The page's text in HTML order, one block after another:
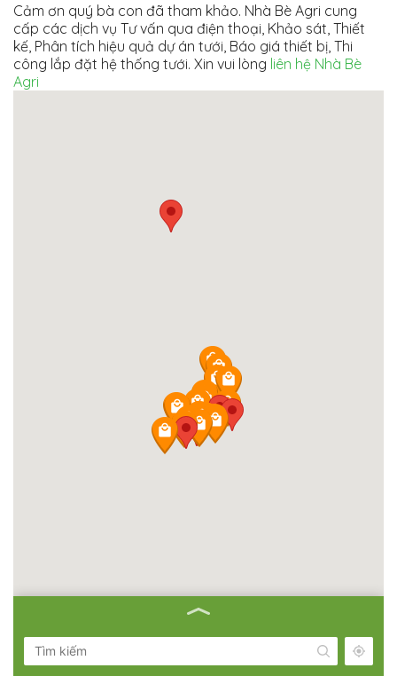
Cảm ơn quý bà con đã tham khảo. Nhà Bè Agri cung
cấp các dịch vụ Tư vấn qua điện thoại, Khảo sát, Thiết
kế, Phân tích hiệu quả dự án tưới, Báo giá thiết bị, Thi
công lắp đặt hệ thống tưới. Xin vui lòng liên hệ Nhà Bè
Agri